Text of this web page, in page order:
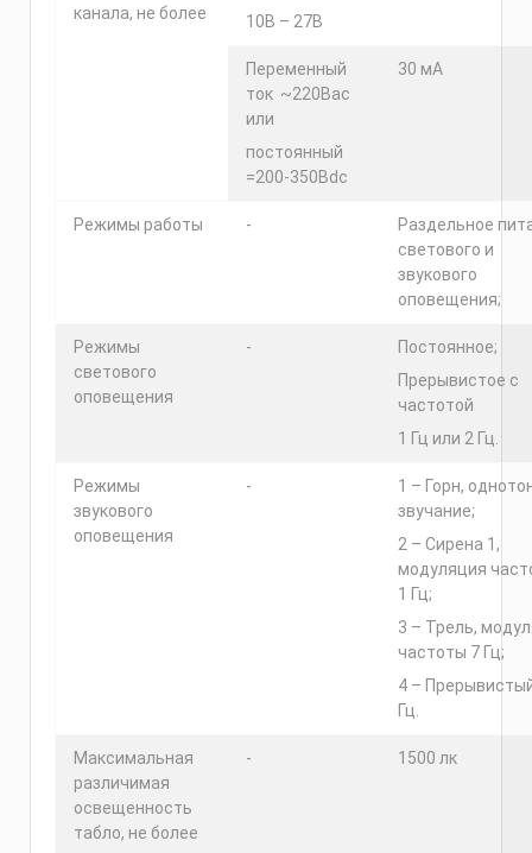
канала, не более
10В – 27В
Переменный
ток ~220Вас
или
постоянный
=200-350Вdc
30 мА
Режимы работы -
Раздельное
светового и
звукового
оповещения;
Режимы
светового
оповещения
-
Постоянное;
Прерывистое с
частотой
1 Гц или 2 Гц.
Режимы
звукового
оповещения
-
1 – Горн,
звучание;
2 – Сирена 1,
модуляция
1 Гц;
3 – Трель,
частоты 7 Гц;
4 –
Гц.
Максимальная
различимая
освещенность
табло, не более
- 1500 лк